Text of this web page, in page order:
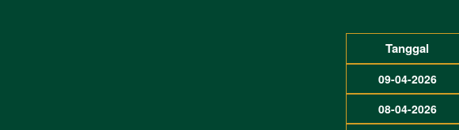
Tanggal
09-04-2026
08-04-2026